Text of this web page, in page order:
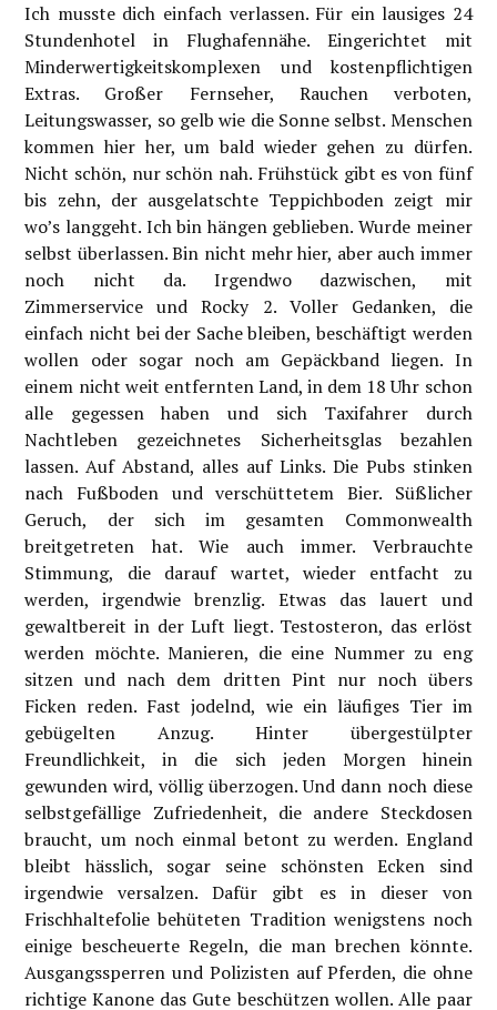
Ich musste dich einfach verlassen. Für ein lausiges 24
Stundenhotel in Flughafennähe. Eingerichtet mit
Minderwertigkeitskomplexen und kostenpflichtigen
Extras. Großer Fernseher, Rauchen verboten,
Leitungswasser, so gelb wie die Sonne selbst. Menschen
kommen hier her, um bald wieder gehen zu dürfen.
Nicht schön, nur schön nah. Frühstück gibt es von fünf
bis zehn, der ausgelatschte Teppichboden zeigt mir
wo’s langgeht. Ich bin hängen geblieben. Wurde meiner
selbst überlassen. Bin nicht mehr hier, aber auch immer
noch nicht da. Irgendwo dazwischen, mit
Zimmerservice und Rocky 2. Voller Gedanken, die
einfach nicht bei der Sache bleiben, beschäftigt werden
wollen oder sogar noch am Gepäckband liegen. In
einem nicht weit entfernten Land, in dem 18 Uhr schon
alle gegessen haben und sich Taxifahrer durch
Nachtleben gezeichnetes Sicherheitsglas bezahlen
lassen. Auf Abstand, alles auf Links. Die Pubs stinken
nach Fußboden und verschüttetem Bier. Süßlicher
Geruch, der sich im gesamten Commonwealth
breitgetreten hat. Wie auch immer. Verbrauchte
Stimmung, die darauf wartet, wieder entfacht zu
werden, irgendwie brenzlig. Etwas das lauert und
gewaltbereit in der Luft liegt. Testosteron, das erlöst
werden möchte. Manieren, die eine Nummer zu eng
sitzen und nach dem dritten Pint nur noch übers
Ficken reden. Fast jodelnd, wie ein läufiges Tier im
gebügelten Anzug. Hinter übergestülpter
Freundlichkeit, in die sich jeden Morgen hinein
gewunden wird, völlig überzogen. Und dann noch diese
selbstgefällige Zufriedenheit, die andere Steckdosen
braucht, um noch einmal betont zu werden. England
bleibt hässlich, sogar seine schönsten Ecken sind
irgendwie versalzen. Dafür gibt es in dieser von
Frischhaltefolie behüteten Tradition wenigstens noch
einige bescheuerte Regeln, die man brechen könnte.
Ausgangssperren und Polizisten auf Pferden, die ohne
richtige Kanone das Gute beschützen wollen. Alle paar